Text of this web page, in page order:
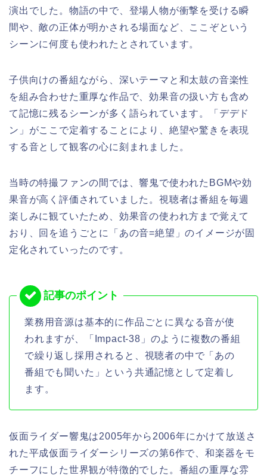
演出でした。物語の中で、登場人物が衝撃を受ける瞬
間や、敵の正体が明かされる場面など、ここぞという
シーンに何度も使われたとされています。
子供向けの番組ながら、深いテーマと和太鼓の音楽性
を組み合わせた重厚な作品で、効果音の扱い方も含め
て記憶に残るシーンが多く語られています。「デデド
ン」がここで定着することにより、絶望や驚きを表現
する音として観客の心に刻まれました。
当時の特撮ファンの間では、響鬼で使われたBGMや効
果音が高く評価されていました。視聴者は番組を毎週
楽しみに観ていたため、効果音の使われ方まで覚えて
おり、回を追うごとに「あの音=絶望」のイメージが固
定化されていったのです。
業務用音源は基本的に作品ごとに異なる音が使
われますが、「Impact-38」のように複数の番組
で繰り返し採用されると、視聴者の中で「あの
番組でも聞いた」という共通記憶として定着し
ます。
仮面ライダー響鬼は2005年から2006年にかけて放送さ
れた平成仮面ライダーシリーズの第6作で、和楽器をモ
チーフにした世界観が特徴的でした。番組の重厚な雰